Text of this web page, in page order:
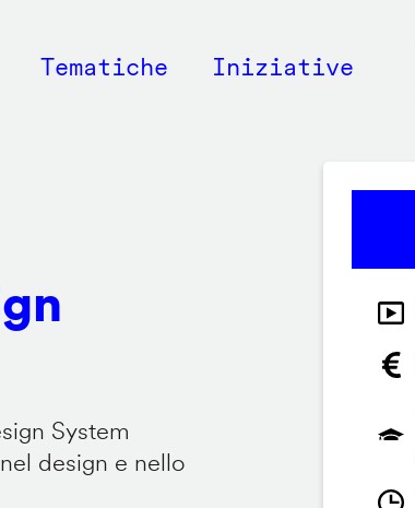
Main
Tematiche Iniziative
System
design e nello